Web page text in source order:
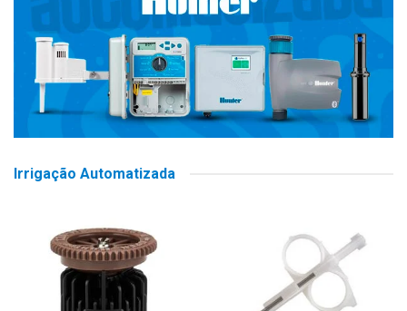
Irrigação Automatizada